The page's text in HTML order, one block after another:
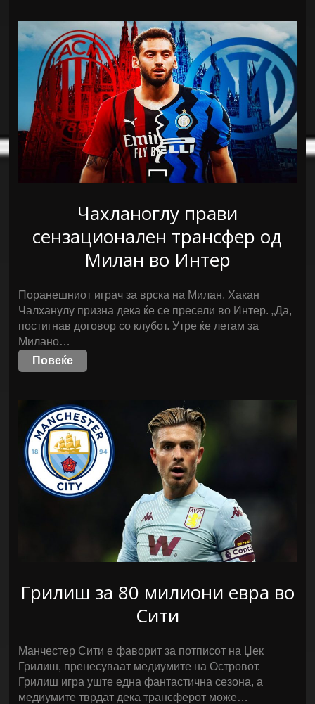
Чахланоглу прави
сензационален трансфер од
Милан во Интер
Поранешниот играч за врска на Милан, Хакан
Чалханулу призна дека ќе се пресели во Интер. „Да,
постигнав договор со клубот. Утре ќе летам за
Милано…
Повеќе
Грилиш за 80 милиони евра во
Сити
Манчестер Сити е фаворит за потписот на Џек
Грилиш, пренесуваат медиумите на Островот.
Грилиш игра уште една фантастична сезона, а
медиумите тврдат дека трансферот може…